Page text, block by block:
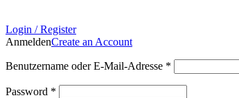
Login / Register
AnmeldenCreate an Account
Benutzername oder E-Mail-Adresse *
Password *